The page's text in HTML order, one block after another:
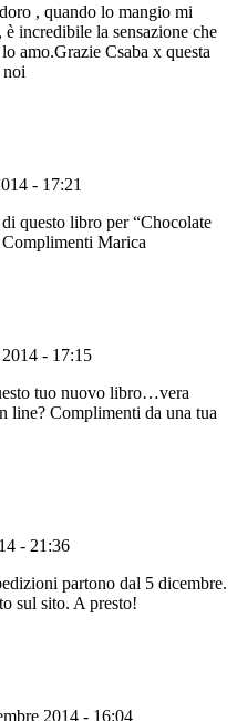
, quando lo mangio mi
incredibile la sensazione che
amo.Grazie Csaba x questa
- 17:21
questo libro per “Chocolate
Marica
- 17:15
tuo nuovo libro…vera
line? Complimenti da una tua
- 21:36
partono dal 5 dicembre.
sul sito. A presto!
2014 - 16:04